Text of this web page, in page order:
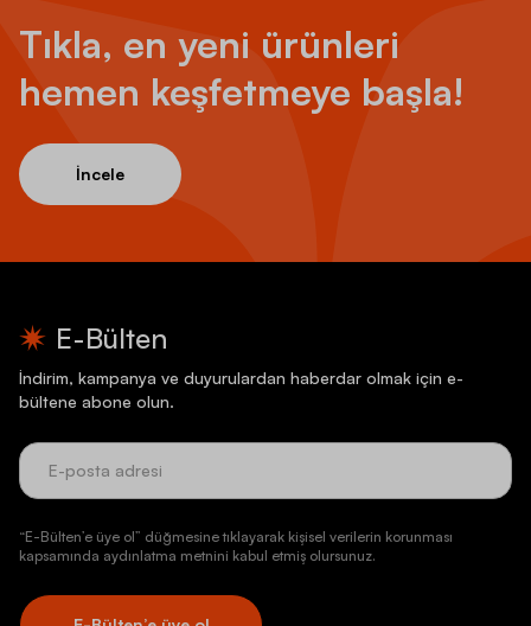
Tıkla, en yeni ürünleri
hemen keşfetmeye başla!
İncele
E-Bülten
İndirim, kampanya ve duyurulardan haberdar olmak için e-
bültene abone olun.
“E-Bülten’e üye ol” düğmesine tıklayarak kişisel verilerin korunması
kapsamında aydınlatma metnini kabul etmiş olursunuz.